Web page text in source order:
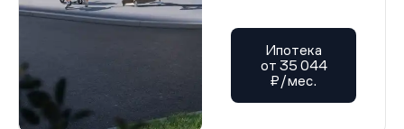
Ипотека
от 35 044
₽/мес.